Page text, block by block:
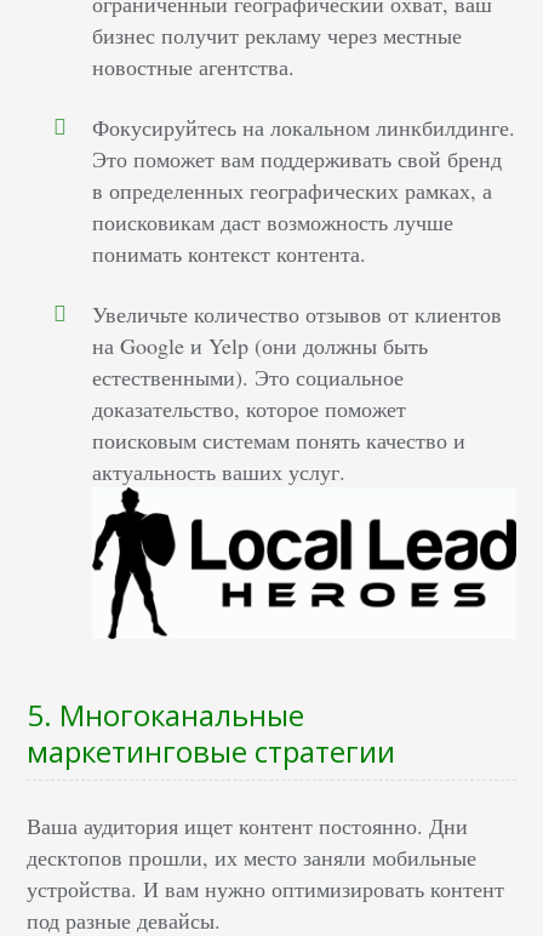
бизнес получит рекламу через местные
новостные агентства.
Фокусируйтесь на локальном линкбилдинге.
Это поможет вам поддерживать свой бренд
в определенных географических рамках, а
поисковикам даст возможность лучше
понимать контекст контента.
Увеличьте количество отзывов от клиентов
на Google и Yelp (они должны быть
естественными). Это социальное
доказательство, которое поможет
поисковым системам понять качество и
актуальность ваших услуг.
5. Многоканальные
маркетинговые стратегии
Ваша аудитория ищет контент постоянно. Дни
десктопов прошли, их место заняли мобильные
устройства. И вам нужно оптимизировать контент
под разные девайсы.